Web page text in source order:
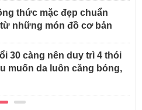
thức mặc đẹp chuẩn
những món đồ cơ bản
30 càng nên duy trì 4 thói
muốn da luôn căng bóng,